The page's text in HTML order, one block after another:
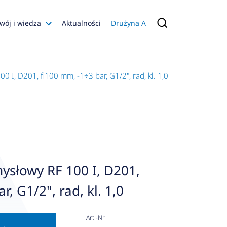
i wiedza
Konfiguratory
Aktualności Drużyna A
I, D201, fi100 mm, -1÷3 bar, G1/2", rad, kl. 1,0
RF 100 I, D201,
G1/2", rad, kl. 1,0
Art.-Nr